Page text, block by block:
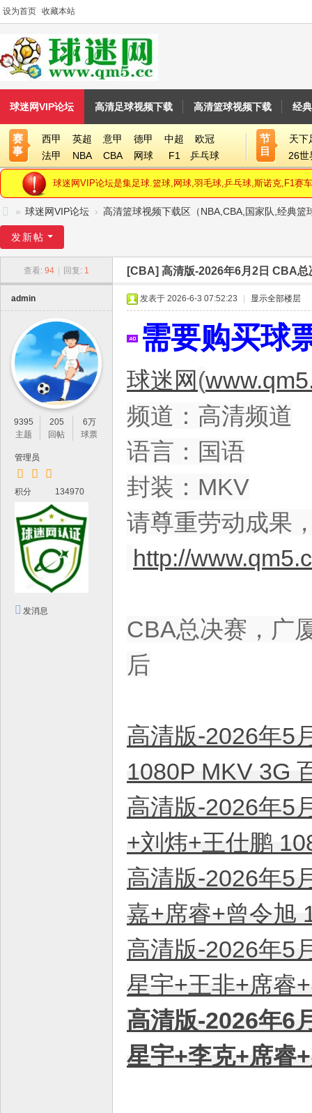
设为首页 收藏本站
球迷网VIP论坛 高清足球视频下载 高清篮球视频下载 经
赛
事
西甲 英超 意甲 德甲 中超
欧冠
法甲
NBA CBA 网球 F1 乒乓球
节
目
天下
26世
球迷网VIP论坛是集足球.篮球,网球,羽毛球,乒乓球,斯诺克,F1赛
迷
IP
» 球迷网VIP论坛 › 高清篮球视频下载区（NBA,CBA,国家队,经典篮
发新帖
查看: 94 回复: 1 [CBA] 高清版-2026年6月2日 CBA
admin
9395
主题
205
回帖
6万
球票
管理员
积分 134970
发消息
发表于 2026-6-3 07:52:23 显示全部楼层
需要购买球
球迷网 (
频道：高清频道
语言：国语
封装：MKV
请尊重劳动成果
http://
CBA总决赛，广
后
高清版-2026年5
1080P MKV 3G
高清版-2026年5
+刘炜+王仕鹏
高清版-2026年5
嘉+席睿+曾令旭
高清版-2026年5
星宇+王非+席睿
高清版-2026年6
星宇+李克+席睿